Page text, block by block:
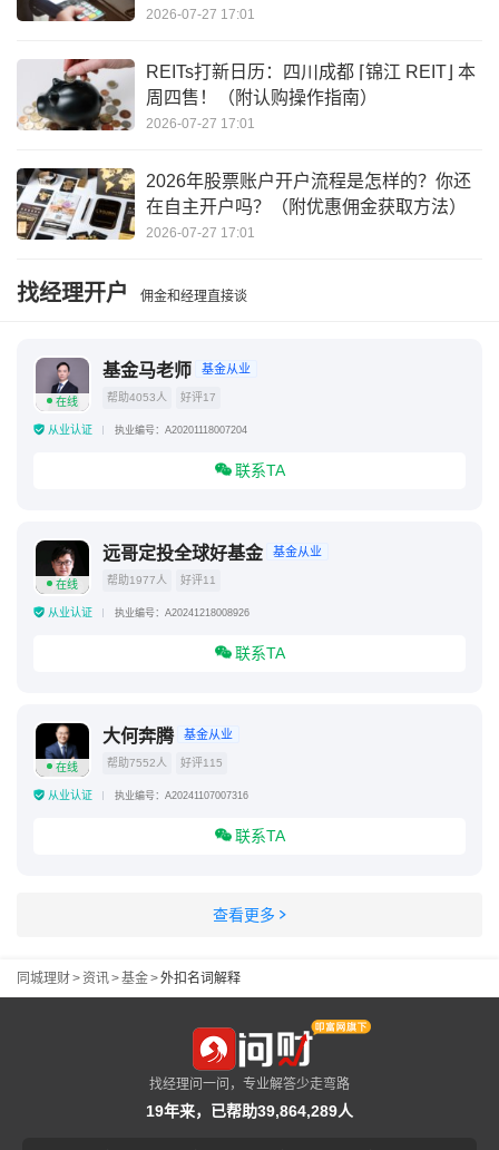
2026-07-27 17:01
REITs打新日历：四川成都 ⌈锦江 REIT⌋ 本
周四售！（附认购操作指南）
2026-07-27 17:01
2026年股票账户开户流程是怎样的？你还
在自主开户吗？（附优惠佣金获取方法）
2026-07-27 17:01
找经理开户 佣金和经理直接谈
在线
基金马老师 基金从业
帮助4053人 好评17
从业认证 执业编号：A20201118007204
联系TA
在线
远哥定投全球好基金 基金从业
帮助1977人 好评11
从业认证 执业编号：A20241218008926
联系TA
在线
大何奔腾 基金从业
帮助7552人 好评115
从业认证 执业编号：A20241107007316
联系TA
查看更多
同城理财>资讯>基金>外扣名词解释
找经理问一问，专业解答少走弯路
19年来，已帮助39,864,289人